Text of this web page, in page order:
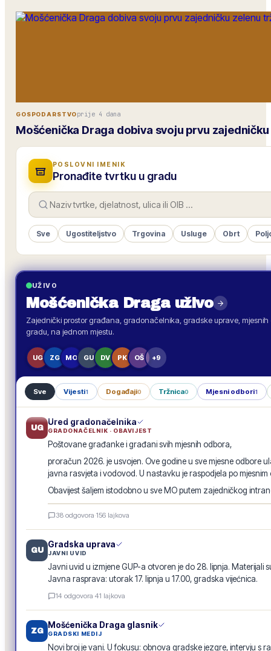
GOSPODARSTVOprije 4 dana
Mošćenička Draga dobiva svoju prvu
POSLOVNI IMENIK
Pronađite tvrtku u gradu
Sve Ugostiteljstvo Trgovina Usluge Obrt
UŽIVO
Mošćenička Dragauživo
Zajednički prostor građana, gradonačelnika, gradske uprave,
gradu, na jednom mjestu.
UG ZG MO GU DV PK OŠ +9
Sve Vijesti1 Događaji0 Tržnica0 Mjesni odbori1
UG
Ured gradonačelnika
GRADONAČELNIK · OBAVIJEST
Poštovane građanke i građani svih mjesnih odbora,
proračun 2026. je usvojen. Ove godine u sve mjesne odbore
javna rasvjeta i vodovod. U nastavku je raspodjela po mjesnim
Obavijest šaljem istodobno u sve MO putem zajedničkog
GRADSKA OBAVIJEST
Raspodjela investicija 2026. · po mjesnim odborima
38 odgovora·156 lajkova
GU
Gradska uprava
JAVNI UVID
Javni uvid u izmjene GUP-a otvoren je do 28. lipnja. Materijali
Javna rasprava: utorak 17. lipnja u 17.00, gradska vijećnica.
14 odgovora·41 lajkova
ZG
Mošćenička Draga glasnik
GRADSKI MEDIJ
Novi broj je vani. U fokusu: obnova gradske jezgre, intervju s